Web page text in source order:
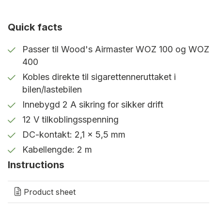
Med en lengde på 2 meter får du god rekkevidde,
og den standardiserte DC-kontakten (2,1 x 5,5
mm) gjør installasjonen enkel og problemfri.
Perfekt for mobil bruk
Takket være denne kabelen kan du bruke WOZ-
enheten din selv i kjøretøy – et praktisk tilbehør for
bilrehabilitering, transportbransjen og andre mobile
dekontamineringsbehov.
Quick facts
Passer til Wood's Airmaster WOZ 100 og WOZ
400
Kobles direkte til sigarettenneruttaket i
bilen/lastebilen
Innebygd 2 A sikring for sikker drift
12 V tilkoblingsspenning
DC-kontakt: 2,1 x 5,5 mm
Kabellengde: 2 m
Instructions
Product sheet